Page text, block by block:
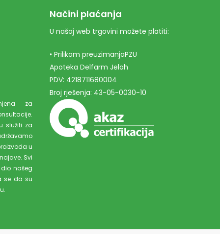
za
služiti za
u
Svi
našeg
se da su
Načini plaćanja
U našoj web trgovini možete platiti:
• Prilikom preuzimanjaPZU
Apoteka Delfarm Jelah
PDV: 4218711680004
Broj rješenja: 43-05-0030-10